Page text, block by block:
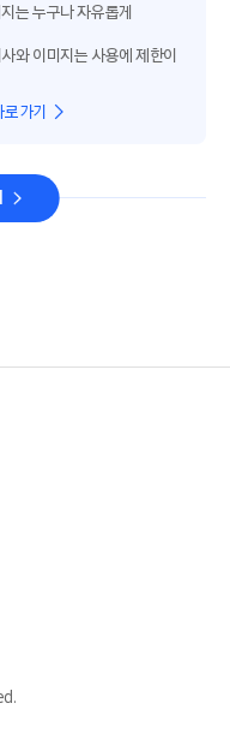
는 누구나 자유롭게
와 이미지는 사용에 제한이
가기